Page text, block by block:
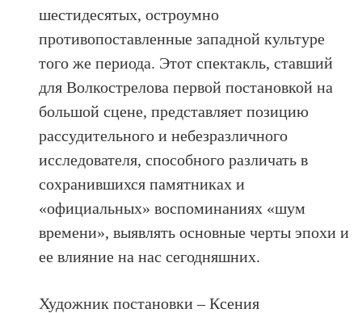
шестидесятых, остроумно
противопоставленные западной культуре
того же периода. Этот спектакль, ставший
для Волкострелова первой постановкой на
большой сцене, представляет позицию
рассудительного и небезразличного
исследователя, способного различать в
сохранившихся памятниках и
«официальных» воспоминаниях «шум
времени», выявлять основные черты эпохи и
ее влияние на нас сегодняшних.
Художник постановки – Ксения